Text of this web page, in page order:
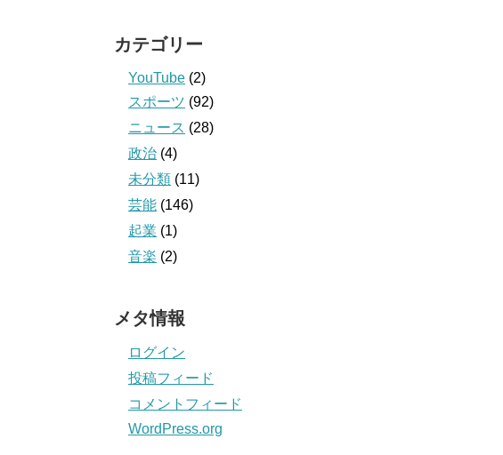
カテゴリー
YouTube (2)
スポーツ (92)
ニュース (28)
政治 (4)
未分類 (11)
芸能 (146)
起業 (1)
音楽 (2)
メタ情報
ログイン
投稿フィード
コメントフィード
WordPress.org